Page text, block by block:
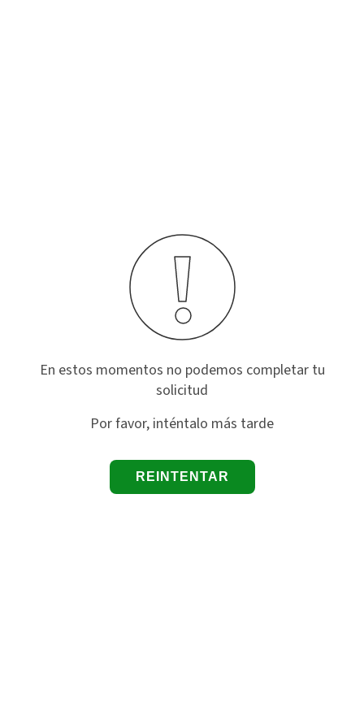
En estos momentos no podemos completar tu
solicitud
Por favor, inténtalo más tarde
REINTENTAR